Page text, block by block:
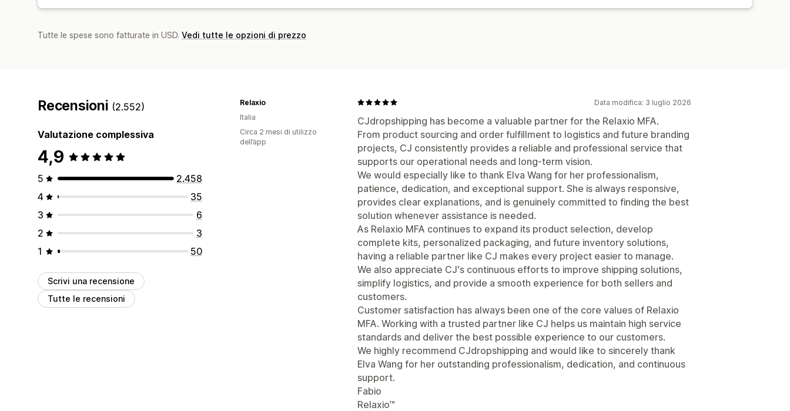
Aggiornamenti in tempo reale Monitoraggio degli ordini
Tutte le spese sono fatturate in USD. Vedi tutte le opzioni di prezzo
Recensioni (2.552)
Valutazione complessiva
4,9
5
2.458
4
35
3
6
2
3
1
50
Scrivi una recensione
Tutte le recensioni
Data modifica: 3 luglio 2026
CJdropshipping has become a valuable partner for the Relaxio MFA.
From product sourcing and order fulfillment to logistics and future branding
projects, CJ consistently provides a reliable and professional service that
supports our operational needs and long-term vision.
We would especially like to thank Elva Wang for her professionalism,
patience, dedication, and exceptional support. She is always responsive,
provides clear explanations, and is genuinely committed to finding the best
solution whenever assistance is needed.
As Relaxio MFA continues to expand its product selection, develop
complete kits, personalized packaging, and future inventory solutions,
having a reliable partner like CJ makes every project easier to manage.
We also appreciate CJ's continuous efforts to improve shipping solutions,
simplify logistics, and provide a smooth experience for both sellers and
customers.
Customer satisfaction has always been one of the core values of Relaxio
MFA. Working with a trusted partner like CJ helps us maintain high service
standards and deliver the best possible experience to our customers.
We highly recommend CJdropshipping and would like to sincerely thank
Elva Wang for her outstanding professionalism, dedication, and continuous
support.
Fabio
Relaxio™
Relaxio
Italia
Circa 2 mesi di utilizzo
dell’app